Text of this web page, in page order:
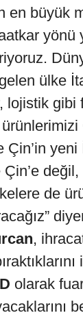
en büyük
yönü
ülke
lojistik gibi
Çin’in
de
,
olarak